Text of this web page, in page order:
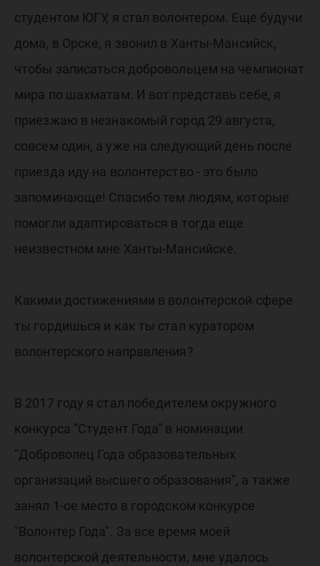
студентом ЮГУ, я стал волонтером. Еще будучи
дома, в Орске, я звонил в Ханты-Мансийск,
чтобы записаться добровольцем на чемпионат
мира по шахматам. И вот представь себе, я
приезжаю в незнакомый город 29 августа,
совсем один, а уже на следующий день после
приезда иду на волонтерство - это было
запоминающе! Спасибо тем людям, которые
помогли адаптироваться в тогда еще
неизвестном мне Ханты-Мансийске.
Какими достижениями в волонтерской сфере
ты гордишься и как ты стал куратором
волонтерского направления?
В 2017 году я стал победителем окружного
конкурса “Студент Года” в номинации
“Доброволец Года образовательных
организаций высшего образования”, а также
занял 1-ое место в городском конкурсе
"Волонтер Года". За все время моей
волонтерской деятельности, мне удалось